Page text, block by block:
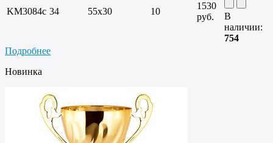
KM3084c 34 55х30 10
1530
руб.
В
наличии:
754
Подробнее
Новинка